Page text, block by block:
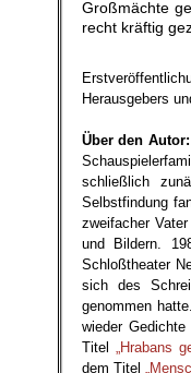
Großmächte
recht kräftig
Herausgebers
Über den Autor:
schließlich
Selbstfindung
zweifacher
und Bildern.
Schloßtheater
sich des
genommen
wieder
Titel „Hrabans
dem Titel